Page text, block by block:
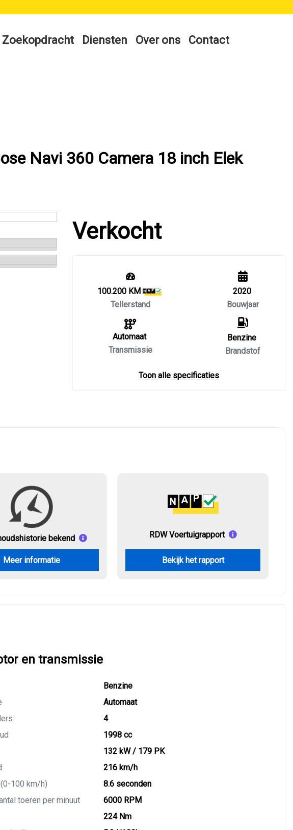
Zoekopdracht Diensten Over ons Contact
Navi 360 Camera 18 inch Elek
Verkocht
100.200 KM
Tellerstand
Automaat
Transmissie
2020
Bouwjaar
Benzine
Brandstof
Toon alle specificaties
historie bekend
Meer informatie
RDW Voertuigrapport
Bekijk het rapport
en transmissie
Benzine
Automaat
4
1998 cc
132 kW / 179 PK
216 km/h
100 km/h)
8.6 seconden
toeren per minuut
6000 RPM
224 Nm